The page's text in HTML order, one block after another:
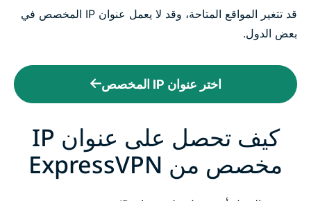
قد تتغير المواقع المتاحة، وقد لا يعمل عنوان IP المخصص في
بعض الدول.
اختر عنوان IP المخصص
كيف تحصل على عنوان IP
مخصص من ExpressVPN